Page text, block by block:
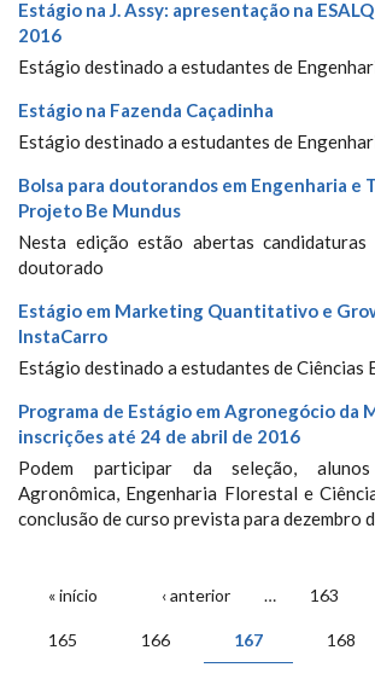
Estágio na J. Assy: apresentação na
2016
Estágio destinado a estudantes de
Estágio na Fazenda Caçadinha
Estágio destinado a estudantes de
Bolsa para doutorandos em Engenharia e
Projeto Be Mundus
Nesta edição estão abertas
doutorado
Estágio em Marketing Quantitativo e
InstaCarro
Estágio destinado a estudantes de Ciências
Programa de Estágio em Agronegócio da
inscrições até 24 de abril de 2016
Podem participar da seleção,
Agronômica, Engenharia Florestal e
conclusão de curso prevista para dezembro
PÁGINAS
« início ‹ anterior … 163
165 166 167 168